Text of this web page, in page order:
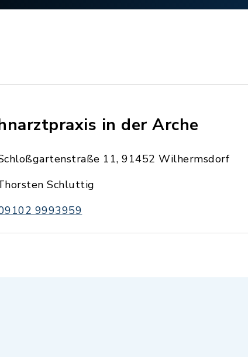
in der Arche
11, 91452 Wilhermsdorf
Schluttig
9993959